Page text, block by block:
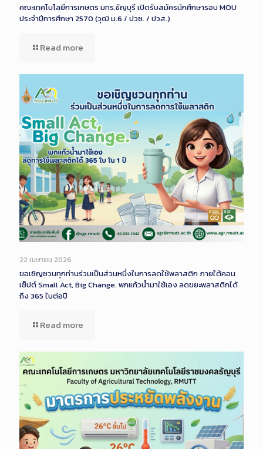
คณะเทคโนโลยีการเกษตร มทร.ธัญบุรี เปิดรับสมัครนักศึกษารอบ MOU
ประจำปีการศึกษา 2570 (วุฒิ ม.6 / ปวช. / ปวส.)
Read more
22 เมษายน 2026
ขอเชิญชวนทุกท่านร่วมเป็นส่วนหนึ่งในการลดใช้พลาสติก ภายใต้คอน
เซ็ปต์ Small Act, Big Change. พกแก้วน้ำมาใช้เอง ลดขยะพลาสติกได้
ถึง 365 ใบต่อปี
Read more